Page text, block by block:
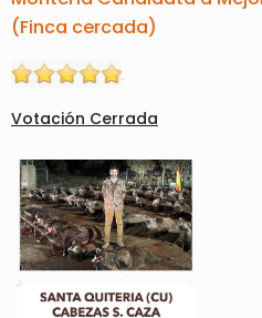
(Finca cercada)
Votación Cerrada